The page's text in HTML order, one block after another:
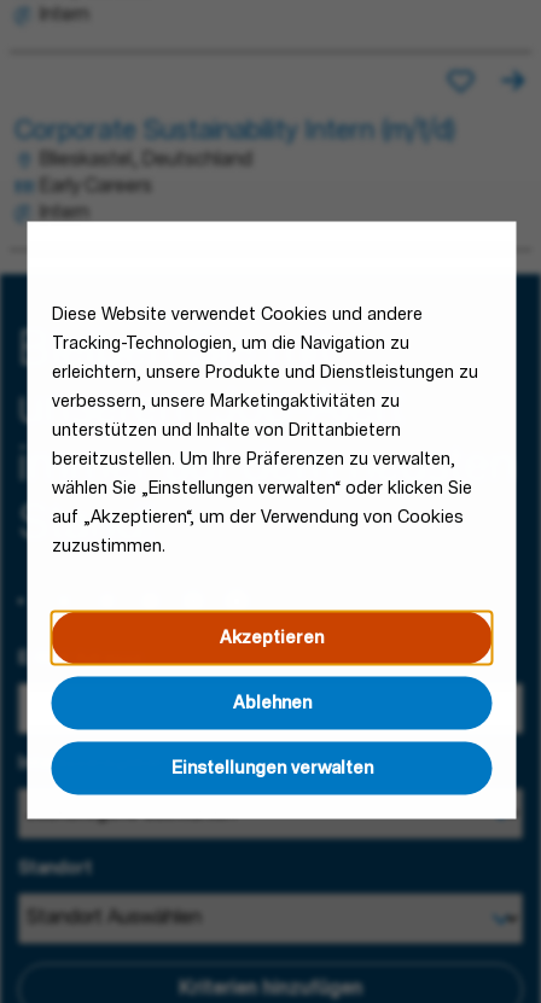
Diese Website verwendet Cookies und andere
Tracking-Technologien, um die Navigation zu
erleichtern, unsere Produkte und Dienstleistungen zu
verbessern, unsere Marketingaktivitäten zu
unterstützen und Inhalte von Drittanbietern
bereitzustellen. Um Ihre Präferenzen zu verwalten,
wählen Sie „Einstellungen verwalten“ oder klicken Sie
auf „Akzeptieren“, um der Verwendung von Cookies
zuzustimmen.
Akzeptieren
Ablehnen
Einstellungen verwalten
Intern
Corporate Sustainability Intern (m/f/d)
Blieskastel, Deutschland
Early Careers
Intern
Bleiben Sie mit
unserem Job-Alert
immer auf dem neusten
Stand!
E-Mail-Adresse
Interessensgebiet
Standort
Kriterien hinzufügen